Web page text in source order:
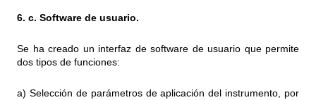
6. c. Software de usuario.
Se ha creado un interfaz de software de usuario que permite
dos tipos de funciones:
a) Selección de parámetros de aplicación del instrumento, por